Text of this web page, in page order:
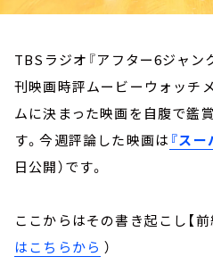
TBSラジオ『アフター6ジャン
刊映画時評ムービーウォッチ
ムに決まった映画を自腹で鑑
す。今週評論した映画は 『スー
日公開）です。
ここからはその書き起こし【前
はこちらから ）